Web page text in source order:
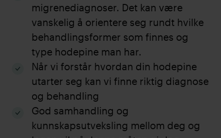
migrenediagnoser. Det kan være
vanskelig å orientere seg rundt hvilke
behandlingsformer som finnes og
type hodepine man har.
Når vi forstår hvordan din hodepine
utarter seg kan vi finne riktig diagnose
og behandling
God samhandling og
kunnskapsutveksling mellom deg og